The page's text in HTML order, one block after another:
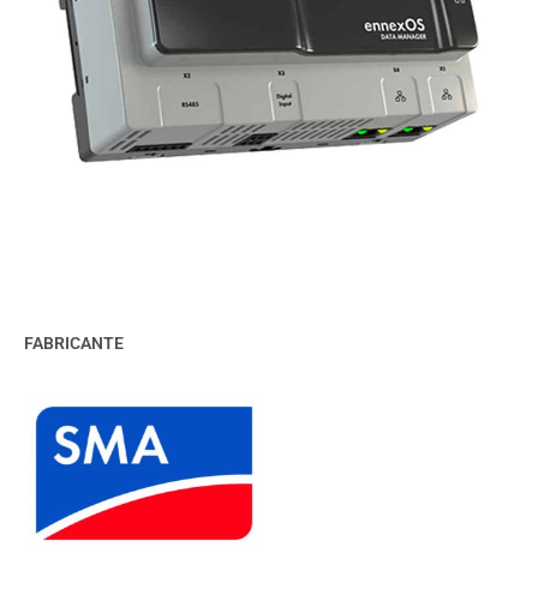
FABRICANTE